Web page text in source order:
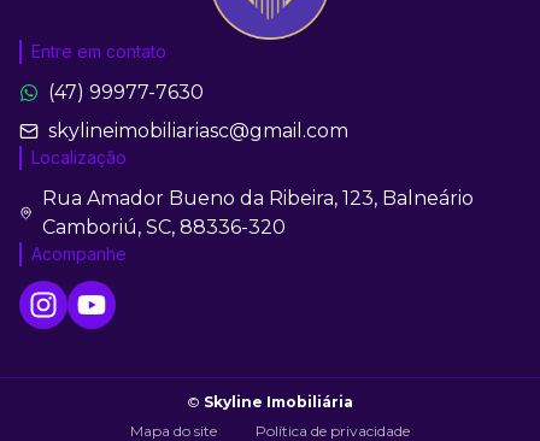
Entre em contato
(47) 99977-7630
skylineimobiliariasc@gmail.com
Localização
Rua Amador Bueno da Ribeira, 123, Balneário
Camboriú, SC, 88336-320
Acompanhe
© Skyline Imobiliária
Mapa do site
Política de privacidade